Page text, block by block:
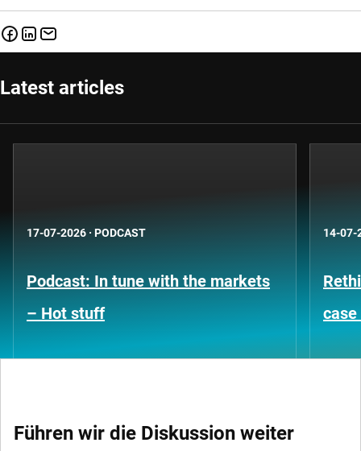
Latest articles
17-07-2026 · PODCAST
Podcast: In tune with the markets
– Hot stuff
14-07-
Führen wir die Diskussion weiter